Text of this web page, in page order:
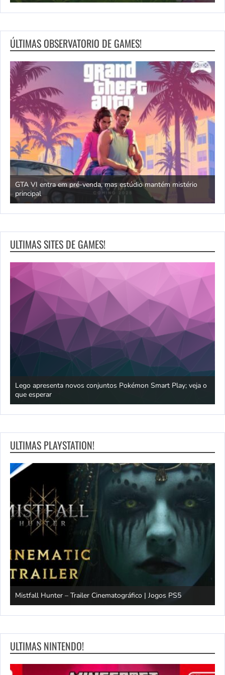
ÚLTIMAS OBSERVATORIO DE GAMES!
GTA VI entra em pré-venda, mas estúdio mantém mistério
principal
ULTIMAS SITES DE GAMES!
Lego apresenta novos conjuntos Pokémon Smart Play; veja o
que esperar
ULTIMAS PLAYSTATION!
Mistfall Hunter – Trailer Cinematográfico | Jogos PS5
ULTIMAS NINTENDO!